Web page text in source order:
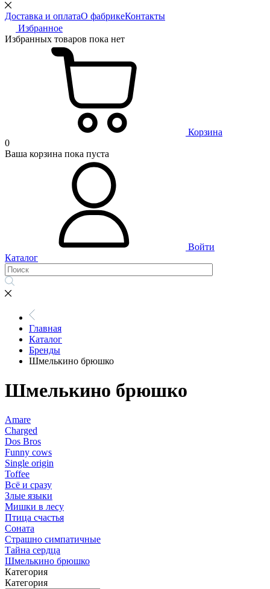
Доставка и оплатаО фабрикеКонтакты
Избранное
Избранных товаров пока нет
Корзина
0
Ваша корзина пока пуста
Войти
Каталог
Главная
Каталог
Бренды
Шмелькино брюшко
Шмелькино брюшко
Amare
Charged
Dos Bros
Funny cows
Single origin
Toffee
Всё и сразу
Злые языки
Мишки в лесу
Птица счастья
Соната
Страшно симпатичные
Тайна сердца
Шмелькино брюшко
Категория
Категория